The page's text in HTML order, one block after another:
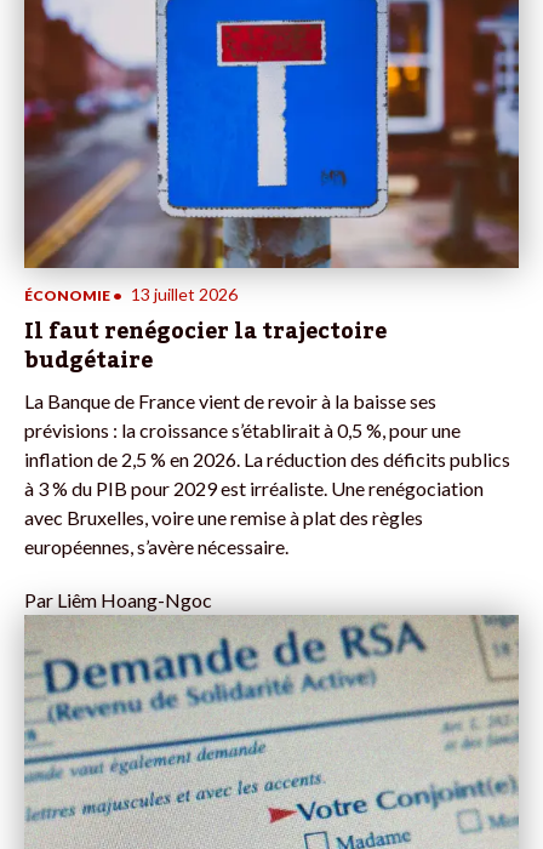
ÉCONOMIE • 13 juillet 2026
Il faut renégocier la trajectoire
budgétaire
La Banque de France vient de revoir à la baisse ses
prévisions : la croissance s’établirait à 0,5 %, pour une
inflation de 2,5 % en 2026. La réduction des déficits publics
à 3 % du PIB pour 2029 est irréaliste. Une renégociation
avec Bruxelles, voire une remise à plat des règles
européennes, s’avère nécessaire.
Par Liêm Hoang-Ngoc